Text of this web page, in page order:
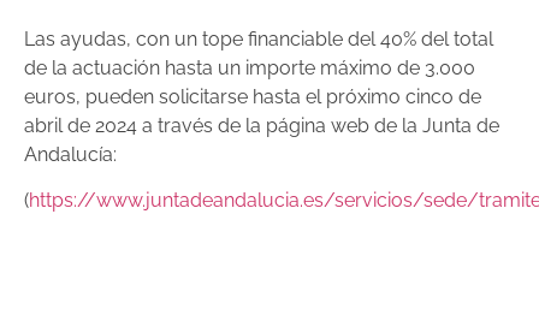
Las ayudas, con un tope financiable del 40% del total
de la actuación hasta un importe máximo de 3.000
euros, pueden solicitarse hasta el próximo cinco de
abril de 2024 a través de la página web de la Junta de
Andalucía:
(https://www.juntadeandalucia.es/servicios/sede/